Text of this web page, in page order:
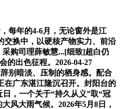
每年的4-6月，无论窗外是江
交换中，以硬核产物实力、前沿
购司理薛敏慧...[细致]超白仍
的出色征程。2026-04-27
别暗淡、压制的栖身感。配合
在广东湛江隆沉召开。封阳台的
日，一个关于“持久从义”取“冠
风大雨气候。2026年5月8日，